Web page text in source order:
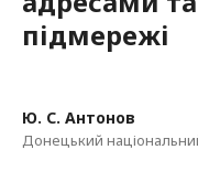
підмережі
Ю. С. Антонов
Донецький